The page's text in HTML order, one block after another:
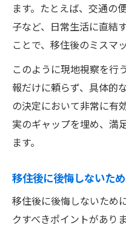
移住現地視察
ント
移住失敗ラン
点
移住視察を活
方
自治体の支援を上
移住現地視察で
法
移住支援金や
準備
ます。たとえば、交通の
子など、日常生活に直結
ことで、移住後のミスマ
このように現地視察を行
報だけに頼らず、具体的
の決定において非常に有
実のギャップを埋め、満
ます。
移住後に後悔しないた
移住後に後悔しないため
クすべきポイントがあり